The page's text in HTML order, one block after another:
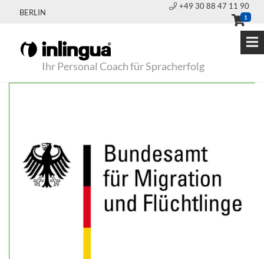
BERLIN
+49 30 88 47 11 90
1
Ihr Personal Coach für Spracherfolg